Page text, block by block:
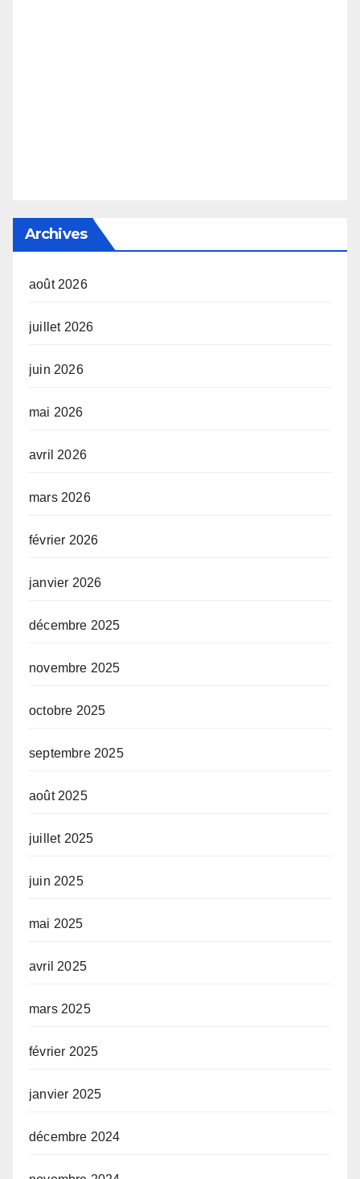
Archives
août 2026
juillet 2026
juin 2026
mai 2026
avril 2026
mars 2026
février 2026
janvier 2026
décembre 2025
novembre 2025
octobre 2025
septembre 2025
août 2025
juillet 2025
juin 2025
mai 2025
avril 2025
mars 2025
février 2025
janvier 2025
décembre 2024